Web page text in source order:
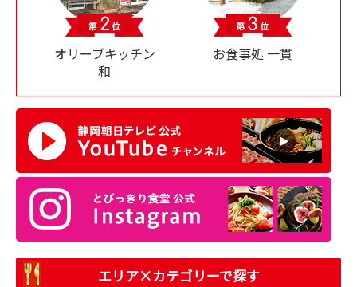
オリーブキッチン
和
お食事処 一貫
エリア×カテゴリーで探す